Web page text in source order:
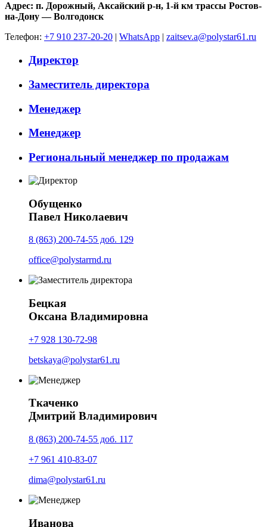
Адрес: п. Дорожный, Аксайский р-н, 1-й км трассы Ростов-
на-Дону — Волгодонск
Телефон: +7 910 237-20-20 WhatsApp zaitsev.a@polystar61.ru
Директор
Заместитель директора
Менеджер
Менеджер
Региональный менеджер по продажам
Обущенко
Павел Николаевич
8 (863) 200-74-55 доб. 129
office@polystarrnd.ru
Бецкая
Оксана Владимировна
+7 928 130-72-98
betskaya@polystar61.ru
Ткаченко
Дмитрий Владимирович
8 (863) 200-74-55 доб. 117
+7 961 410-83-07
dima@polystar61.ru
Иванова